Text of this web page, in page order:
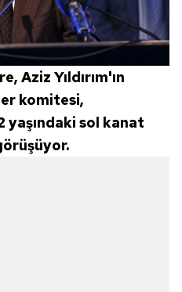
Aziz Yıldırım'ın
komitesi,
yaşındaki sol kanat